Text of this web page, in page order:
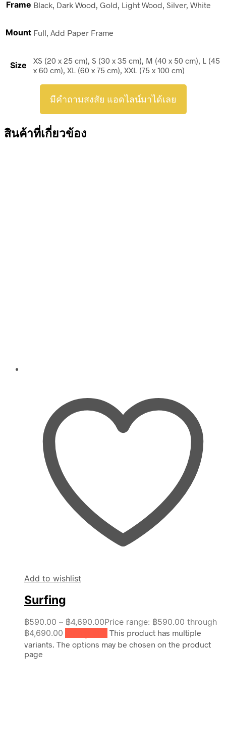
Frame Black, Dark Wood, Gold, Light Wood, Silver, White
Mount Full, Add Paper Frame
Size
XS (20 x 25 cm), S (30 x 35 cm), M (40 x 50 cm), L (45
x 60 cm), XL (60 x 75 cm), XXL (75 x 100 cm)
มีคำถามสงสัย แอดไลน์มาได้เลย
สินค้าที่เกี่ยวข้อง
Add to wishlist
Surfing
฿590.00 – ฿4,690.00Price range: ฿590.00 through
฿4,690.00
This product has multiple
variants. The options may be chosen on the product
page